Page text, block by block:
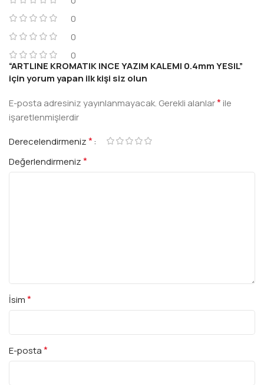
0
0
0
“ARTLINE KROMATIK INCE YAZIM KALEMI 0.4mm YESIL”
için yorum yapan ilk kişi siz olun
E-posta adresiniz yayınlanmayacak. Gerekli alanlar*ile
işaretlenmişlerdir
Derecelendirmeniz*
Değerlendirmeniz*
İsim*
E-posta*